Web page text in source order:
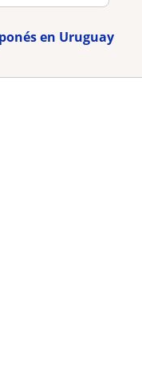
en Uruguay